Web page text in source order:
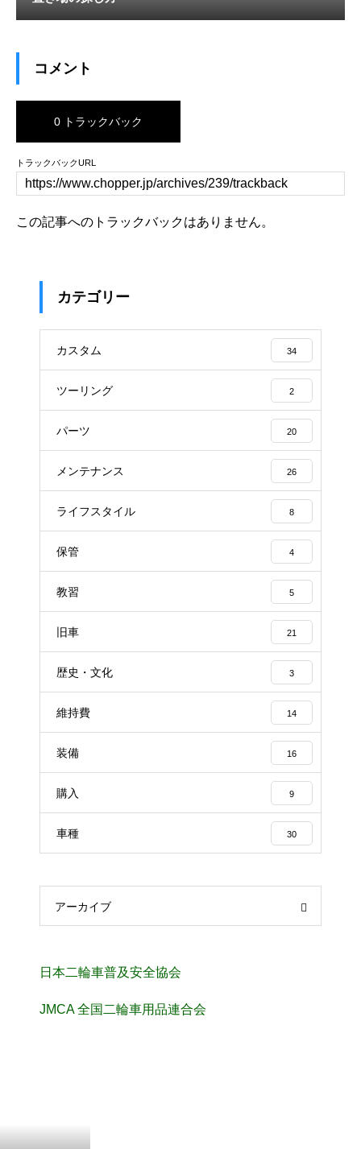
コメント
0 トラックバック
トラックバックURL
この記事へのトラックバックはありません。
カテゴリー
カスタム 34
ツーリング 2
パーツ 20
メンテナンス 26
ライフスタイル 8
保管 4
教習 5
旧車 21
歴史・文化 3
維持費 14
装備 16
購入 9
車種 30
アーカイブ
日本二輪車普及安全協会
JMCA 全国二輪車用品連合会